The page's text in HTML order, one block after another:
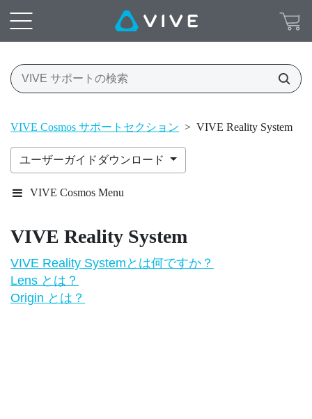
VIVE Cosmos サポートセクション > VIVE Reality System
ユーザーガイドダウンロード
VIVE Cosmos Menu
VIVE Reality System
VIVE Reality Systemとは何ですか？
Lens とは？
Origin とは？